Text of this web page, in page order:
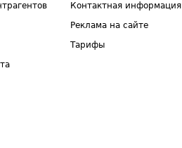
Контактная информация
Реклама на сайте
Тарифы